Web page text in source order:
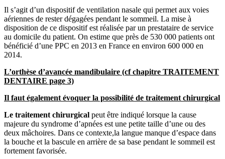
Il s’agit d’un dispositif de ventilation nasale qui permet aux voies
aériennes de rester dégagées pendant le sommeil. La mise à
disposition de ce dispositif est réalisée par un prestataire de service
au domicile du patient. On estime que près de 530 000 patients ont
bénéficié d’une PPC en 2013 en France en environ 600 000 en
2014.
L’orthèse d’avancée mandibulaire (cf chapitre TRAITEMENT
DENTAIRE page 3)
Il faut également évoquer la possibilité de traitement chirurgical
Le traitement chirurgical peut être indiqué lorsque la cause
majeure du syndrome d’apnées est une petite taille d’une ou des
deux mâchoires. Dans ce contexte,la langue manque d’espace dans
la bouche et la bascule en arrière de sa base pendant le sommeil est
fortement favorisée.